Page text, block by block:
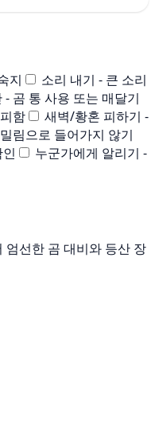
지
소리 내기 - 큰 소리
- 곰 통 사용 또는 매달기
함
새벽/황혼 피하기 -
림으로 들어가지 않기
누군가에게 알리기 -
선한 곰 대비와 등산 장